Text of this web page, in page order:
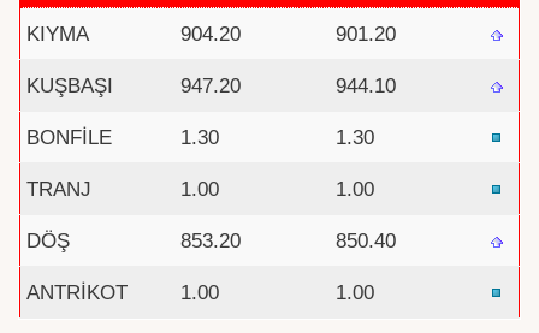
KIYMA 904.20 901.20
KUŞBAŞI 947.20 944.10
BONFİLE 1.30 1.30
TRANJ 1.00 1.00
DÖŞ 853.20 850.40
ANTRİKOT 1.00 1.00